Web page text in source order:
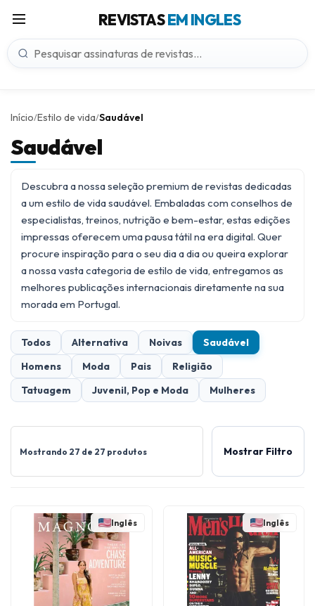
REVISTASEM INGLES
Início/Estilo de vida/Saudável
Saudável
Descubra a nossa seleção premium de revistas dedicadas
a um estilo de vida saudável. Embaladas com conselhos de
especialistas, treinos, nutrição e bem-estar, estas edições
impressas oferecem uma pausa tátil na era digital. Quer
procure inspiração para o seu dia a dia ou queira explorar
a nossa vasta categoria de estilo de vida, entregamos as
melhores publicações internacionais diretamente na sua
morada em Portugal.
Todos Alternativa Noivas
Saudável
Homens
Moda Pais
Religião
Tatuagem
Juvenil, Pop e Moda Mulheres
Mostrando 27 de 27 produtos Mostrar Filtro
Inglês Inglês